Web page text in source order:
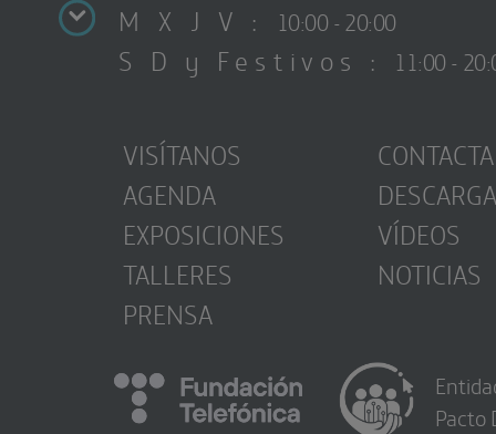
M X J V : 10:00 - 20:00
S D y Festivos : 11:00 -
VISÍTANOS
AGENDA
EXPOSICIONES
TALLERES
PRENSA
CONTACTA
VÍDEOS
NOTICIAS
Pacto